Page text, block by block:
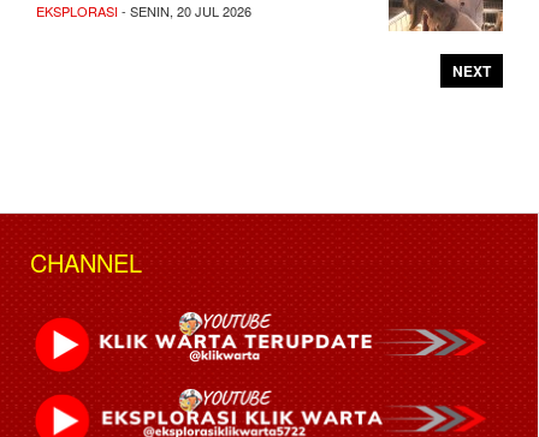
EKSPLORASI- SENIN, 20 JUL 2026
NEXT
CHANNEL